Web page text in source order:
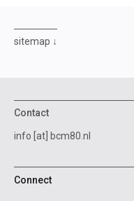
sitemap
Contact
info [at] bcm80.nl
Connect